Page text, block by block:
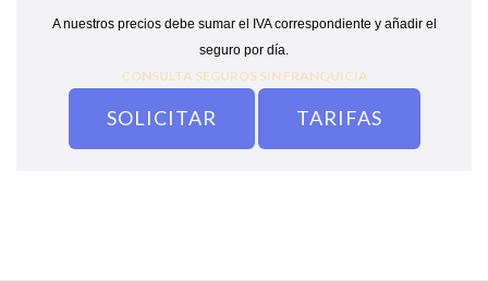
A nuestros precios debe sumar el IVA correspondiente y añadir el
seguro por día.
CONSULTA SEGUROS SIN FRANQUICIA
SOLICITAR TARIFAS